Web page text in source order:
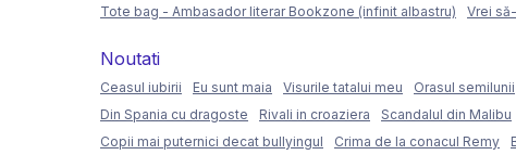
Tote bag - Ambasador literar Bookzone (infinit albastru)
Vrei
Noutati
Ceasul iubirii Eu sunt maia Visurile tatalui meu Orasul semilunii
Din Spania cu dragoste
Rivali in croaziera Scandalul din Malibu
Copii mai puternici decat bullyingul
Crima de la conacul Remy